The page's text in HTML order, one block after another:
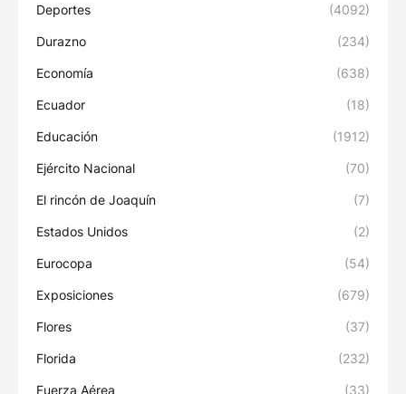
Deportes (4092)
Durazno (234)
Economía (638)
Ecuador (18)
Educación (1912)
Ejército Nacional (70)
El rincón de Joaquín (7)
Estados Unidos (2)
Eurocopa (54)
Exposiciones (679)
Flores (37)
Florida (232)
Fuerza Aérea (33)